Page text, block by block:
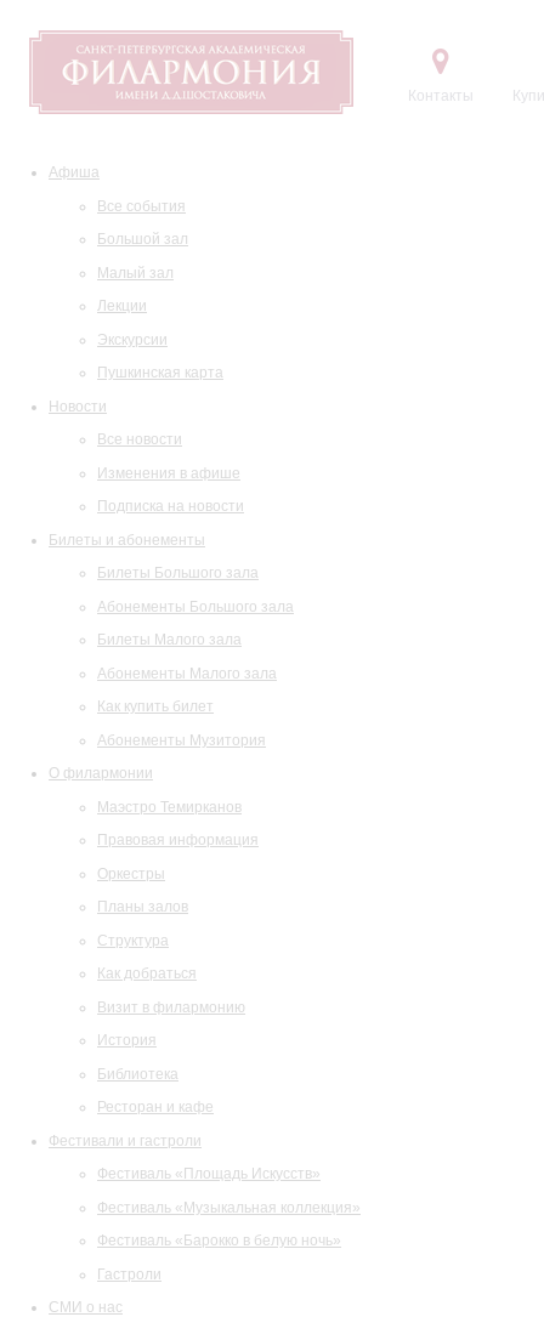
Контакты
Афиша
Все события
Большой зал
Малый зал
Лекции
Экскурсии
Пушкинская карта
Новости
Все новости
Изменения в афише
Подписка на новости
Билеты и абонементы
Билеты Большого зала
Абонементы Большого зала
Билеты Малого зала
Абонементы Малого зала
Как купить билет
Абонементы Музитория
О филармонии
Маэстро Темирканов
Правовая информация
Оркестры
Планы залов
Структура
Как добраться
Визит в филармонию
История
Библиотека
Ресторан и кафе
Фестивали и гастроли
Фестиваль «Площадь Искусств»
Фестиваль «Музыкальная коллекция»
Фестиваль «Барокко в белую ночь»
Гастроли
СМИ о нас